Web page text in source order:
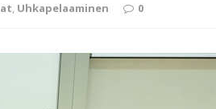
, Uhkapelaaminen 0